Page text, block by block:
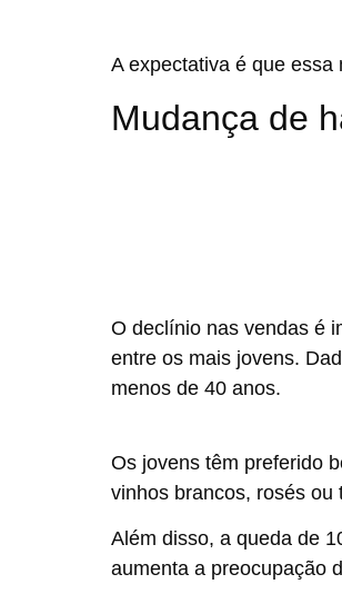
A expectativa é que
Mudança de
O declínio nas vendas é
entre os mais jovens.
menos de 40 anos.
Os jovens têm preferido
vinhos brancos, rosés ou
Além disso, a queda de
aumenta a preocupação